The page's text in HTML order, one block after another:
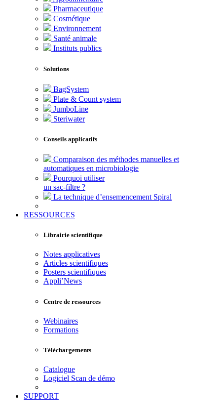
Pharmaceutique
Cosmétique
Environnement
Santé animale
Instituts publics
Solutions
BagSystem
Plate & Count system
JumboLine
Steriwater
Conseils applicatifs
Comparaison des méthodes manuelles et
automatiques en microbiologie
Pourquoi utiliser
un sac-filtre ?
La technique d’ensemencement Spiral
RESSOURCES
Librairie scientifique
Notes applicatives
Articles scientifiques
Posters scientifiques
Appli’News
Centre de ressources
Webinaires
Formations
Téléchargements
Catalogue
Logiciel Scan de démo
SUPPORT